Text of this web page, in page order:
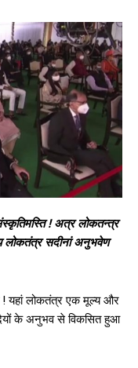
! अत्र लोकतन्त्र
लोकतंत्र सदीनां अनुभवेण
! यहां लोकतंत्र एक मूल्य और
के अनुभव से विकसित हुआ